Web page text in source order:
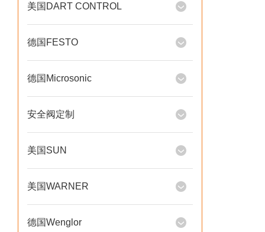
美国DART CONTROL
德国FESTO
德国Microsonic
安全阀定制
美国SUN
美国WARNER
德国Wenglor